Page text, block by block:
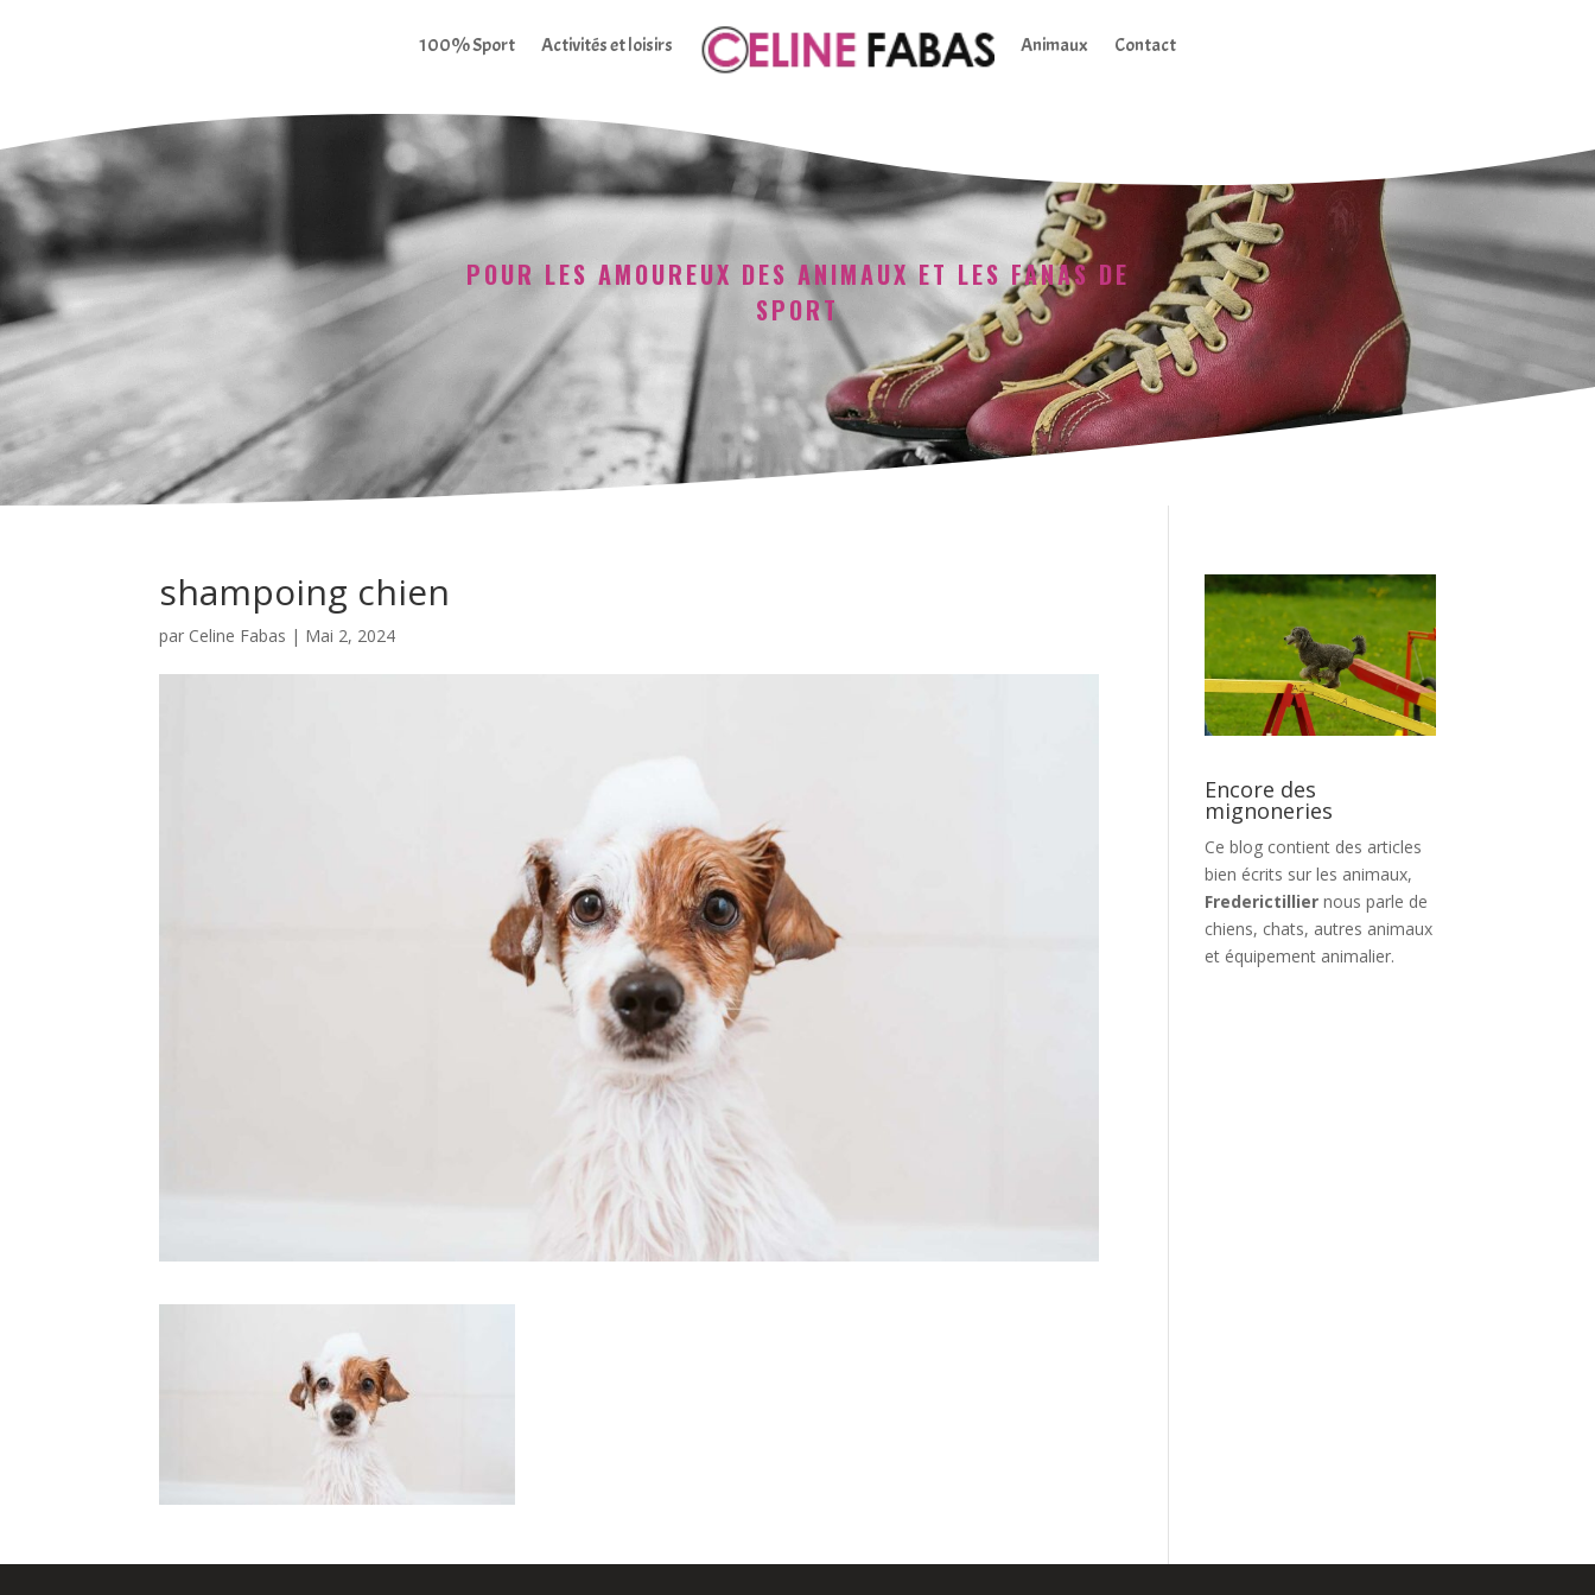
100% Sport Activités et loisirs Animaux Contact
POUR LES AMOUREUX DES ANIMAUX ET LES FANAS DE
SPORT
shampoing chien
par Celine Fabas | Mai 2, 2024
Encore des
mignoneries
Ce blog contient des articles
bien écrits sur les animaux,
Frederictillier nous parle de
chiens, chats, autres animaux
et équipement animalier.